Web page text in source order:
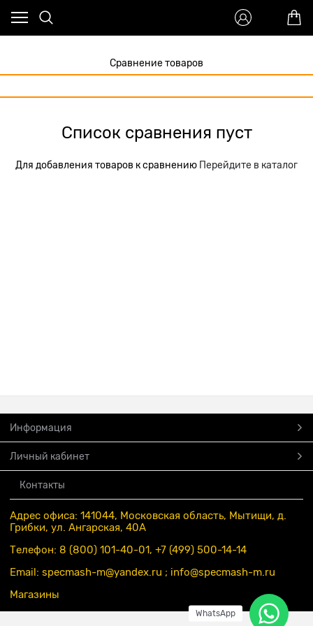
Сравнение товаров
Список сравнения пуст
Для добавления товаров к сравнению Перейдите в каталог
Информация
Личный кабинет
Контакты
Адрес офиса: 141044, Московская область, Мытищи, д.
Грибки, ул. Ангарская, 40А
Телефон: 8 (800) 101-40-01, +7 (499) 500-14-14
Email: specmash-m@yandex.ru ; info@specmash-m.ru
Магазины
WhatsApp